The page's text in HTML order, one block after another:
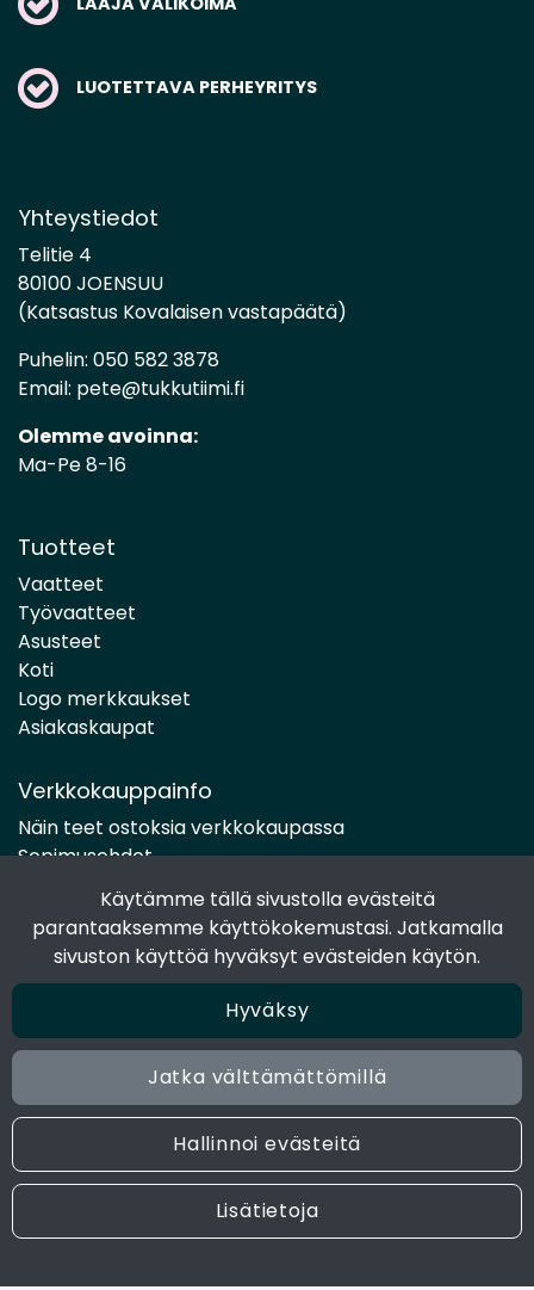
Käytämme tällä sivustolla evästeitä
parantaaksemme käyttökokemustasi. Jatkamalla
sivuston käyttöä hyväksyt evästeiden käytön.
Hyväksy
Jatka välttämättömillä
Hallinnoi evästeitä
Lisätietoja
LUOTETTAVA PERHEYRITYS
Yhteystiedot
Telitie 4
80100 JOENSUU
(Katsastus Kovalaisen vastapäätä)
Puhelin: 050 582 3878
Email: pete@tukkutiimi.fi
Olemme avoinna:
Ma-Pe 8-16
Tuotteet
Vaatteet
Työvaatteet
Asusteet
Koti
Logo merkkaukset
Asiakaskaupat
Verkkokauppainfo
Näin teet ostoksia verkkokaupassa
Sopimusehdot
Maksutavat
Tietosuojaseloste
Seuraa sosiaalisessa mediassa
Facebook
Instagram
© 2024 Joen Tukkutiimi. All rights reserved. Site by